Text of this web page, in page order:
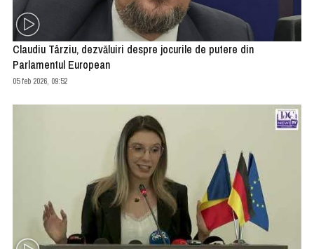
Claudiu Târziu, dezvăluiri despre jocurile de putere din
Parlamentul European
05 feb 2026, 09:52